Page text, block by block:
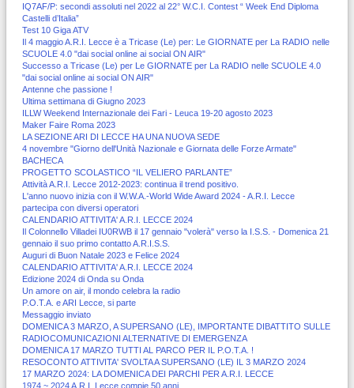
IQ7AF/P: secondi assoluti nel 2022 al 22° W.C.I. Contest “ Week End Diploma
Castelli d’Italia”
Test 10 Giga ATV
Il 4 maggio A.R.I. Lecce è a Tricase (Le) per: Le GIORNATE per La RADIO nelle
SCUOLE 4.0 "dai social online ai social ON AIR"
Successo a Tricase (Le) per Le GIORNATE per La RADIO nelle SCUOLE 4.0
"dai social online ai social ON AIR"
Antenne che passione !
Ultima settimana di Giugno 2023
ILLW Weekend Internazionale dei Fari - Leuca 19-20 agosto 2023
Maker Faire Roma 2023
LA SEZIONE ARI DI LECCE HA UNA NUOVA SEDE
4 novembre "Giorno dell'Unità Nazionale e Giornata delle Forze Armate"
BACHECA
PROGETTO SCOLASTICO “IL VELIERO PARLANTE”
Attività A.R.I. Lecce 2012-2023: continua il trend positivo.
L'anno nuovo inizia con il W.W.A.-World Wide Award 2024 - A.R.I. Lecce
partecipa con diversi operatori
CALENDARIO ATTIVITA' A.R.I. LECCE 2024
Il Colonnello Villadei IU0RWB il 17 gennaio "volerà" verso la I.S.S. - Domenica 21
gennaio il suo primo contatto A.R.I.S.S.
Auguri di Buon Natale 2023 e Felice 2024
CALENDARIO ATTIVITA' A.R.I. LECCE 2024
Edizione 2024 di Onda su Onda
Un amore on air, il mondo celebra la radio
P.O.T.A. e ARI Lecce, si parte
Messaggio inviato
DOMENICA 3 MARZO, A SUPERSANO (LE), IMPORTANTE DIBATTITO SULLE
RADIOCOMUNICAZIONI ALTERNATIVE DI EMERGENZA
DOMENICA 17 MARZO TUTTI AL PARCO PER IL P.O.T.A. !
RESOCONTO ATTIVITA' SVOLTA A SUPERSANO (LE) IL 3 MARZO 2024
17 MARZO 2024: LA DOMENICA DEI PARCHI PER A.R.I. LECCE
1974 ~ 2024 A.R.I. Lecce compie 50 anni